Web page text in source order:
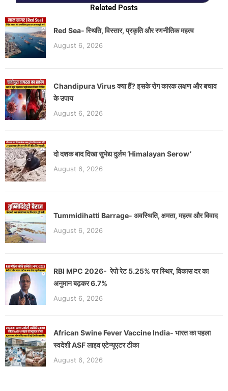
Related Posts
Red Sea- स्थिति, विस्तार, प्रकृति और रणनीतिक महत्व
August 6, 2026
Chandipura Virus क्या हैं? इसके रोग कारक लक्षण और बचाव
के उपाय
August 6, 2026
दो दशक बाद दिखा सुभेद्य दुर्लभ ‘Himalayan Serow’
August 6, 2026
Tummidihatti Barrage- अवस्थिति, क्षमता, महत्व और विवाद
August 6, 2026
RBI MPC 2026- रेपो रेट 5.25% पर स्थिर, विकास दर का
अनुमान बढ़कर 6.7%
August 6, 2026
African Swine Fever Vaccine India- भारत का पहला
स्वदेशी ASF लाइव एटेन्यूएटर टीका
August 6, 2026